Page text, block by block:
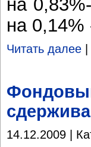
на
на 0,14%
Читать далее
14.12.2009 |